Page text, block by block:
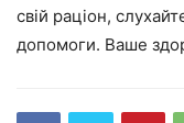
свій раціон,
допомоги. Ваше